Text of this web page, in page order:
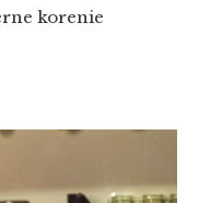
korenie